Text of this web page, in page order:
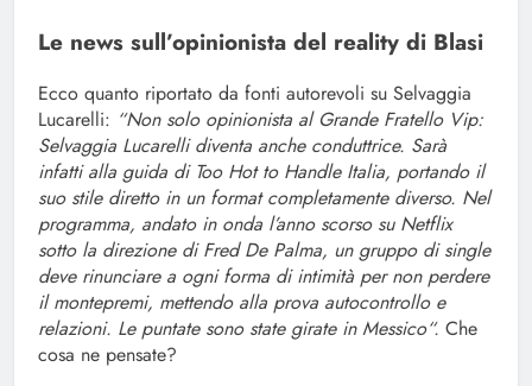
Le news sull’opinionista del reality di Blasi
Ecco quanto riportato da fonti autorevoli su Selvaggia
Lucarelli: “Non solo opinionista al Grande Fratello Vip:
Selvaggia Lucarelli diventa anche conduttrice. Sarà
infatti alla guida di Too Hot to Handle Italia, portando il
suo stile diretto in un format completamente diverso. Nel
programma, andato in onda l’anno scorso su Netflix
sotto la direzione di Fred De Palma, un gruppo di single
deve rinunciare a ogni forma di intimità per non perdere
il montepremi, mettendo alla prova autocontrollo e
relazioni. Le puntate sono state girate in Messico“. Che
cosa ne pensate?